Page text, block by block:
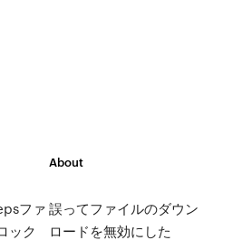
ファ
ック
About
誤ってファイルのダウン
ロードを無効にした